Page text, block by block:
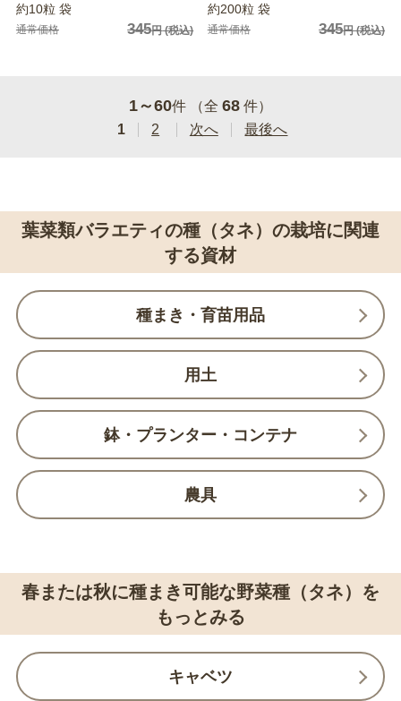
約10粒 袋
通常価格 345円(税込)
約200粒 袋
通常価格 345円(税込)
1～60件 （全 68 件）
1
2 次へ 最後へ
葉菜類バラエティの種（タネ）の栽培に関連
する資材
種まき・育苗用品
用土
鉢・プランター・コンテナ
農具
春または秋に種まき可能な野菜種（タネ）を
もっとみる
キャベツ